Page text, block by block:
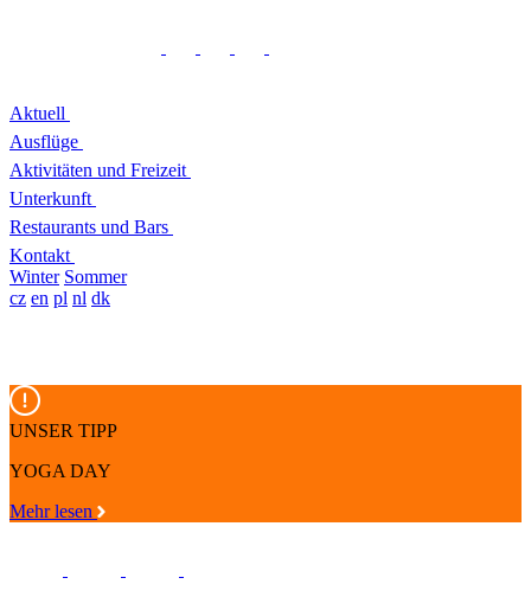
Aktuell
Ausflüge
Aktivitäten und Freizeit
Unterkunft
Restaurants und Bars
Kontakt
Winter Sommer
cz en pl nl dk
UNSER TIPP
YOGA DAY
Mehr lesen